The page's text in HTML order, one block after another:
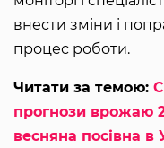
внести зміни і
процес роботи.
Читати за темою:
прогнози врожаю
весняна посівна в